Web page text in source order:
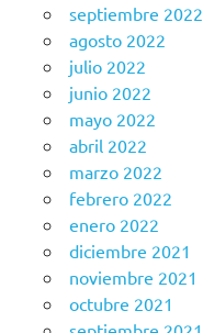
septiembre 2022
agosto 2022
julio 2022
junio 2022
mayo 2022
abril 2022
marzo 2022
febrero 2022
enero 2022
diciembre 2021
noviembre 2021
octubre 2021